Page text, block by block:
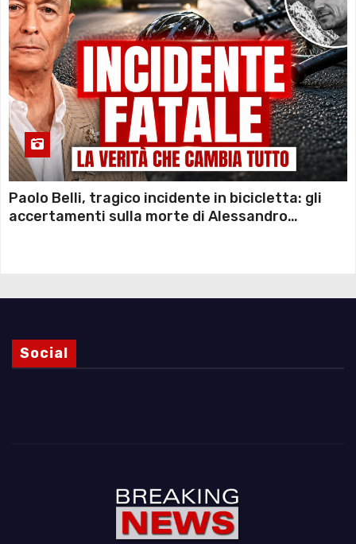
Paolo Belli, tragico incidente in bicicletta: gli
accertamenti sulla morte di Alessandro
Social